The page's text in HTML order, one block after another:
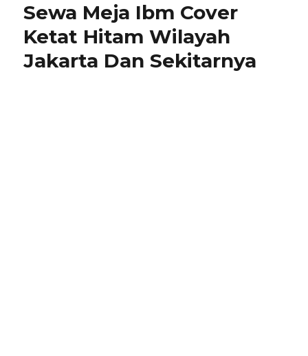
Sewa Meja Ibm Cover
Ketat Hitam Wilayah
Jakarta Dan Sekitarnya